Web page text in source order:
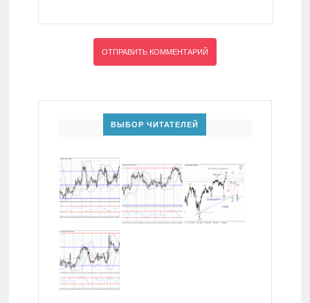
ВЫБОР ЧИТАТЕЛЕЙ